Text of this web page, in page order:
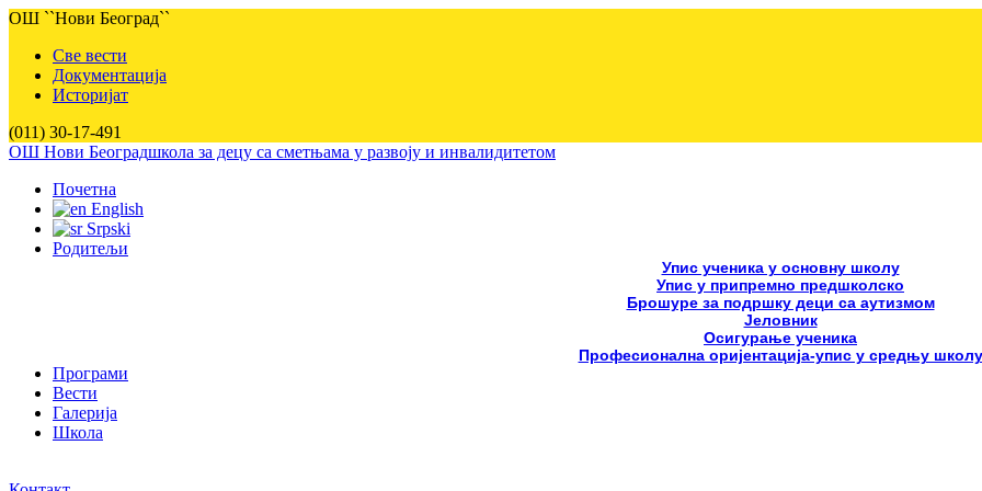
ОШ ``Нови Београд``
Све вести
Документација
Историјат
(011) 30-17-491
ОШ Нови Београдшкола за децу са сметњама у развоју и инвалидитетом
Почетна
English
Srpski
Родитељи
Упис ученика у основну школу
Упис у припремно предшколско
Брошуре за подршку деци са аутизмом
Јеловник
Осигурање ученика
Професионална оријентација-упис у средњу школу
Програми
Вести
Галерија
Школа